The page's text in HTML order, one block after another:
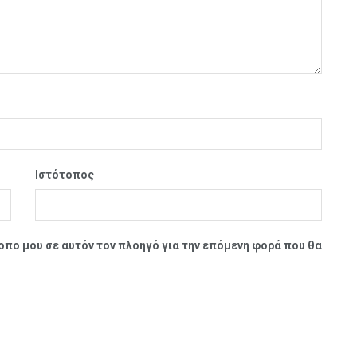
Ιστότοπος
μου σε αυτόν τον πλοηγό για την επόμενη φορά που θα